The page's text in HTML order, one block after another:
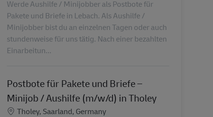
Werde Aushilfe / Minijobber als Postbote für
Pakete und Briefe in Lebach. Als Aushilfe /
Minijobber bist du an einzelnen Tagen oder auch
stundenweise für uns tätig. Nach einer bezahlten
Einarbeitun...
Postbote für Pakete und Briefe –
Minijob / Aushilfe (m/w/d) in Tholey
LieuTholey, Saarland, Germany